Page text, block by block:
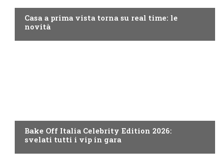
Casa a prima vista torna su real time: le
novità
Bake Off Italia Celebrity Edition 2026:
svelati tutti i vip in gara